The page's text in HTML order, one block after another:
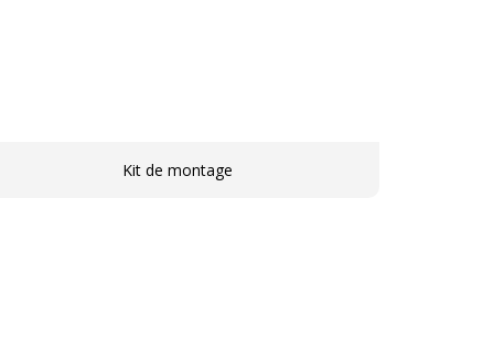
Kit de montage